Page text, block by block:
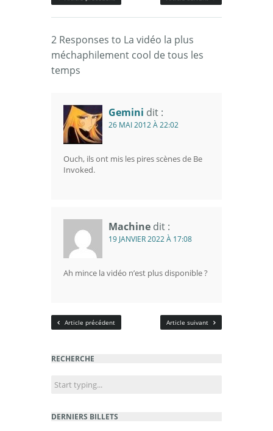
2 Responses to La vidéo la plus
méchaphilement cool de tous les
temps
Gemini dit :
26 MAI 2012 À 22:02
Ouch, ils ont mis les pires scènes de Be
Invoked.
Machine dit :
19 JANVIER 2022 À 17:08
Ah mince la vidéo n’est plus disponible ?
Article suivant
Article précédent
RECHERCHE
DERNIERS BILLETS